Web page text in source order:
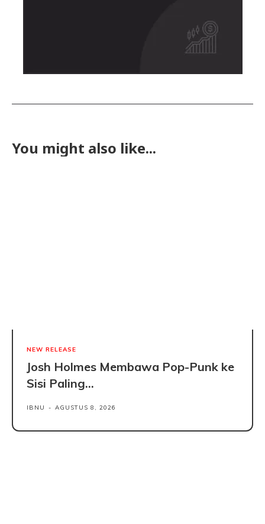
You might also like...
NEW RELEASE
Josh Holmes Membawa Pop-Punk ke
Sisi Paling...
IBNU - AGUSTUS 8, 2026